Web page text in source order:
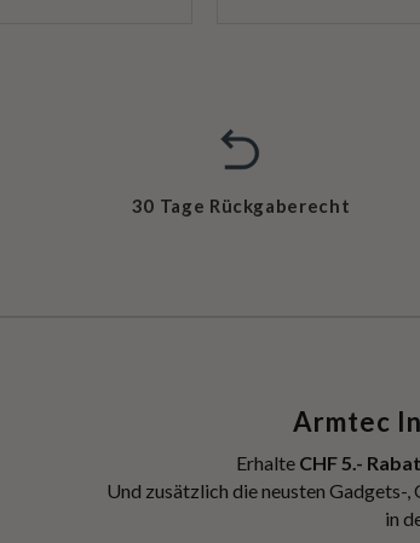
30 Tage Rückgaberecht
Armtec
Erhalte CHF 5.-
Und zusätzlich die neusten
in